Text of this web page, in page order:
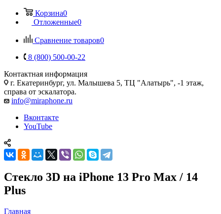
Корзина0
Отложенные0
Сравнение товаров0
8 (800) 500-00-22
Контактная информация
г. Екатеринбург, ул. Малышева 5, ТЦ "Алатырь", -1 этаж,
справа от эскалатора.
info@miraphone.ru
Вконтакте
YouTube
Стекло 3D на iPhone 13 Pro Max / 14
Plus
Главная